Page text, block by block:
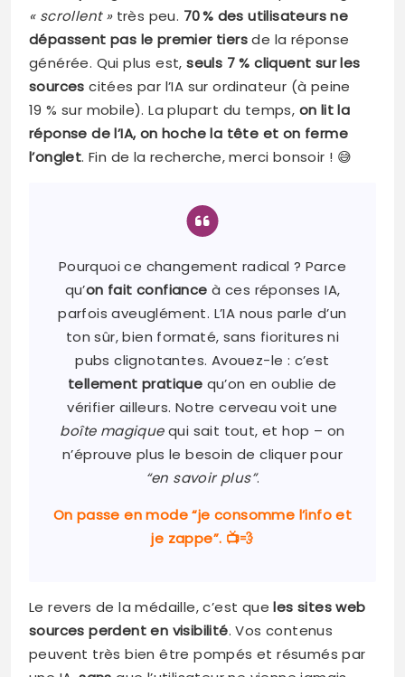
« scrollent »très peu. 70 % des utilisateurs ne
dépassent pas le premier tiersde la réponse
générée. Qui plus est,seuls 7 % cliquent sur les
sources citées par l’IA sur ordinateur (à peine
19 % sur mobile). La plupart du temps, on lit la
réponse de l’IA, on hoche la tête et on ferme
l’onglet. Fin de la recherche, merci bonsoir ! 😅
Pourquoi ce changement radical ? Parce
qu’on fait confiance à ces réponses IA,
parfois aveuglément. L’IA nous parle d’un
ton sûr, bien formaté, sans fioritures ni
pubs clignotantes. Avouez-le : c’est
tellement pratique qu’on en oublie de
vérifier ailleurs. Notre cerveau voit une
boîte magiquequi sait tout, et hop – on
n’éprouve plus le besoin de cliquer pour
“en savoir plus”.
On passe en mode “je consomme l’info et
je zappe”. 📺💨
Le revers de la médaille, c’est queles sites web
sources perdent en visibilité. Vos contenus
peuvent très bien être pompés et résumés par